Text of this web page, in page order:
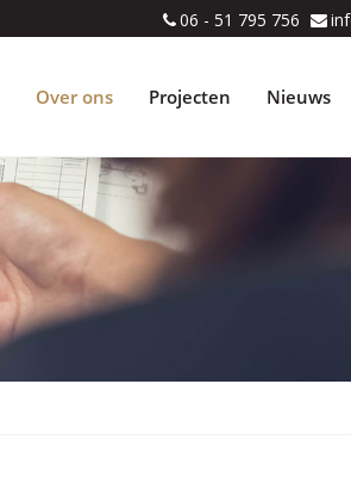
06 - 51 795 756
Over ons Projecten Nieuws